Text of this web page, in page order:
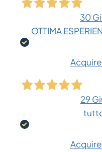
30
OTTIMA
29